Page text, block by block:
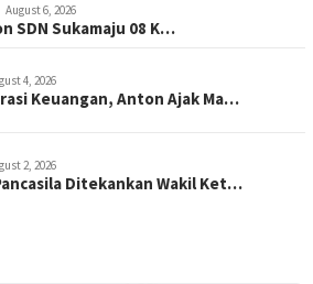
August 6, 2026
SDN Sukamaju 08 K…
4, 2026
Keuangan, Anton Ajak Ma…
2, 2026
Ditekankan Wakil Ket…